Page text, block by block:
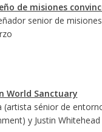
de misiones
senior de
World Sanctuary
(artista sénior de
y Justin